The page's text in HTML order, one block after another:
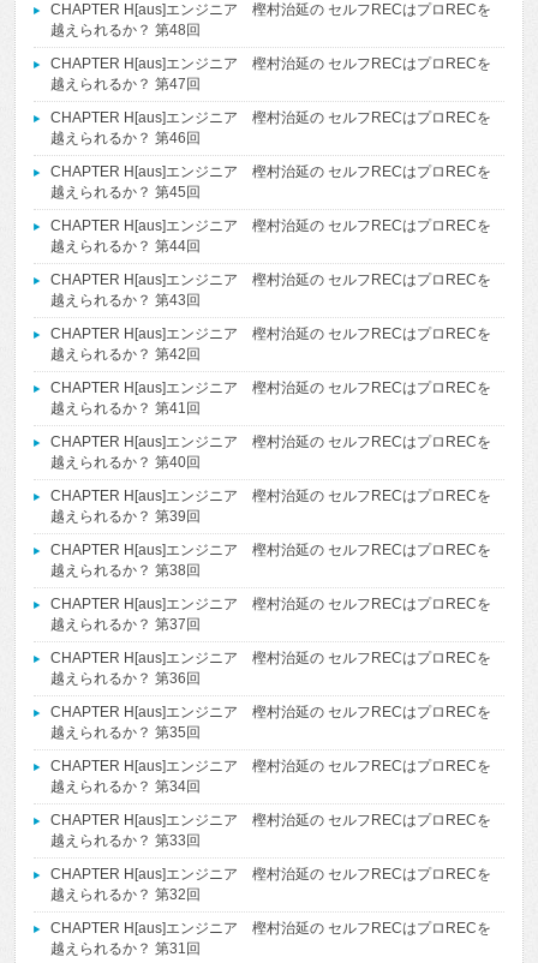
CHAPTER H[aus]エンジニア 樫村治延の セルフRECはプロRECを
越えられるか？ 第48回
CHAPTER H[aus]エンジニア 樫村治延の セルフRECはプロRECを
越えられるか？ 第47回
CHAPTER H[aus]エンジニア 樫村治延の セルフRECはプロRECを
越えられるか？ 第46回
CHAPTER H[aus]エンジニア 樫村治延の セルフRECはプロRECを
越えられるか？ 第45回
CHAPTER H[aus]エンジニア 樫村治延の セルフRECはプロRECを
越えられるか？ 第44回
CHAPTER H[aus]エンジニア 樫村治延の セルフRECはプロRECを
越えられるか？ 第43回
CHAPTER H[aus]エンジニア 樫村治延の セルフRECはプロRECを
越えられるか？ 第42回
CHAPTER H[aus]エンジニア 樫村治延の セルフRECはプロRECを
越えられるか？ 第41回
CHAPTER H[aus]エンジニア 樫村治延の セルフRECはプロRECを
越えられるか？ 第40回
CHAPTER H[aus]エンジニア 樫村治延の セルフRECはプロRECを
越えられるか？ 第39回
CHAPTER H[aus]エンジニア 樫村治延の セルフRECはプロRECを
越えられるか？ 第38回
CHAPTER H[aus]エンジニア 樫村治延の セルフRECはプロRECを
越えられるか？ 第37回
CHAPTER H[aus]エンジニア 樫村治延の セルフRECはプロRECを
越えられるか？ 第36回
CHAPTER H[aus]エンジニア 樫村治延の セルフRECはプロRECを
越えられるか？ 第35回
CHAPTER H[aus]エンジニア 樫村治延の セルフRECはプロRECを
越えられるか？ 第34回
CHAPTER H[aus]エンジニア 樫村治延の セルフRECはプロRECを
越えられるか？ 第33回
CHAPTER H[aus]エンジニア 樫村治延の セルフRECはプロRECを
越えられるか？ 第32回
CHAPTER H[aus]エンジニア 樫村治延の セルフRECはプロRECを
越えられるか？ 第31回